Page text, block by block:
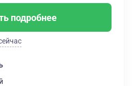
подробнее